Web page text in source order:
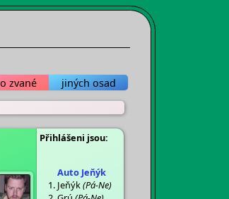
zvané
jiných osad
Přihlášeni jsou:
Auto Jeňýk
Jeňýk(Pá-Ne)